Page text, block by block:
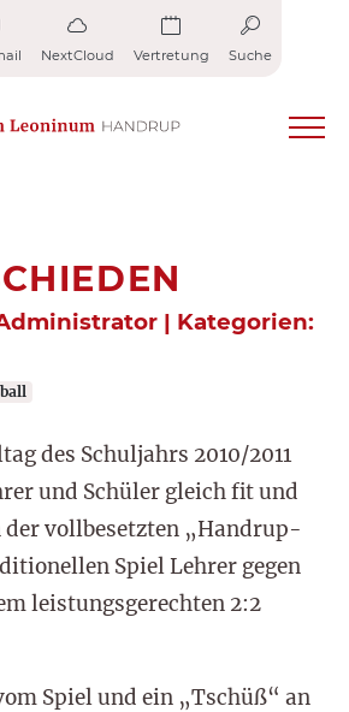
NextCloud Vertretung Suche
Administrator | Kategorien:
des Schuljahrs 2010/2011
und Schüler gleich fit und
vollbesetzten „Handrup-
Spiel Lehrer gegen
leistungsgerechten 2:2
Spiel und ein „Tschüß“ an